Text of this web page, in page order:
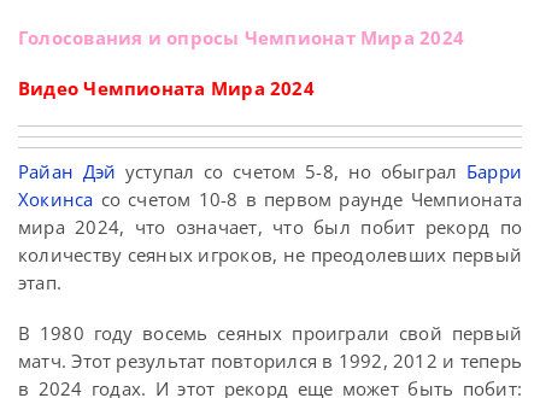
Голосования и опросы Чемпионат Мира 2024
Видео Чемпионата Мира 2024
Райан Дэй уступал со счетом 5-8, но обыграл Барри
Хокинса со счетом 10-8 в первом раунде Чемпионата
мира 2024, что означает, что был побит рекорд по
количеству сеяных игроков, не преодолевших первый
этап.
В 1980 году восемь сеяных проиграли свой первый
матч. Этот результат повторился в 1992, 2012 и теперь
в 2024 годах. И этот рекорд еще может быть побит: